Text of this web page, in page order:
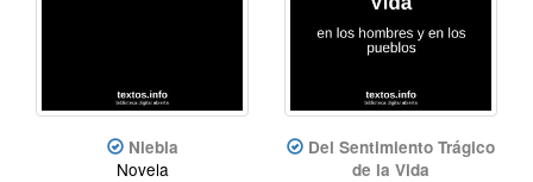
Niebla
Novela
Del Sentimiento Trágico
de la Vida